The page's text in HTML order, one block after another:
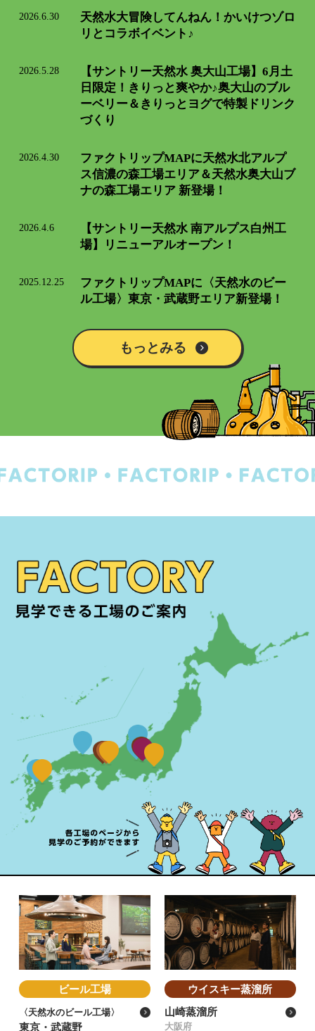
2026.6.30
天然水大冒険してんねん！かいけつゾロ
リとコラボイベント♪
2026.5.28
【サントリー天然水 奥大山工場】6月土
日限定！きりっと爽やか♪奥大山のブル
ーベリー＆きりっとヨグで特製ドリンク
づくり
2026.4.30
ファクトリップMAPに天然水北アルプ
ス信濃の森工場エリア＆天然水奥大山ブ
ナの森工場エリア 新登場！
2026.4.6
【サントリー天然水 南アルプス白州工
場】リニューアルオープン！
2025.12.25
ファクトリップMAPに〈天然水のビー
ル工場〉東京・武蔵野エリア新登場！
もっとみる
ビール工場
〈天然水のビール工場〉
東京・武蔵野
ウイスキー蒸溜所
山崎蒸溜所
大阪府